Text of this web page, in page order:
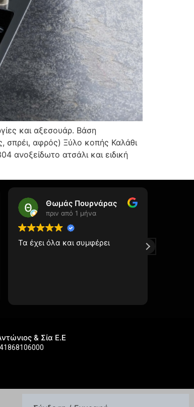
και αξεσουάρ. Βάση
σπρέι, αφρός) Ξύλο κοπής Καλάθι
ανοξείδωτο ατσάλι και ειδική
Θωμάς Πουρνάρας
πριν από 1 μήνα
Τα έχει όλα και συμφέρει
& Σία Ε.Ε